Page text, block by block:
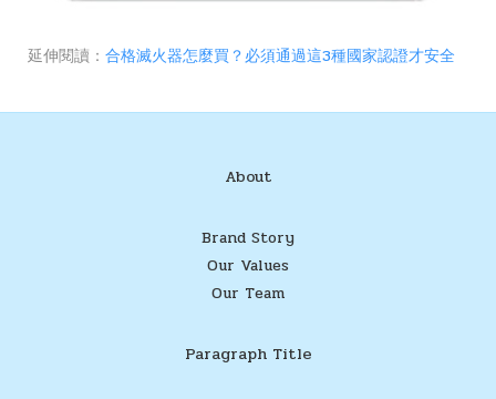
延伸閱讀： 合格滅火器怎麼買？必須通過這3種國家認證才安全
About
Brand Story
Our Values
Our Team
Paragraph Title